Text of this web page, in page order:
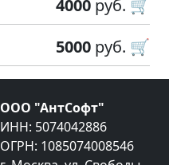
4000 руб. 🛒
5000 руб. 🛒
ООО "АнтСофт"
ИНН: 5074042886
ОГРН: 1085074008546